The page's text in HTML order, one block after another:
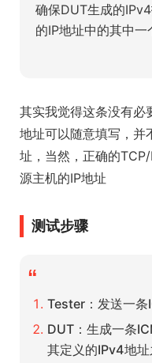
确保DUT生成的
的IP地址中的其中一
其实我觉得这条没有必
地址可以随意填写，并
址，当然，正确的
源主机的IP地址
测试步骤
“
Tester：发送一
DUT：生成一条
其定义的IPv4地址